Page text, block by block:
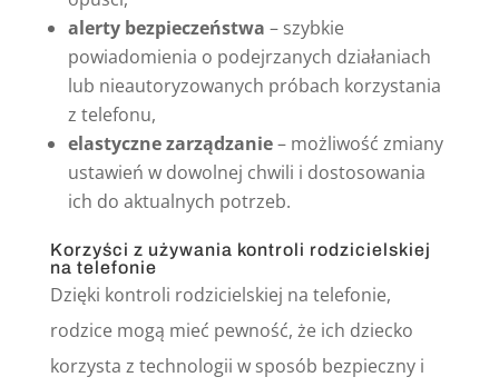
alerty bezpieczeństwa – szybkie
powiadomienia o podejrzanych działaniach
lub nieautoryzowanych próbach korzystania
z telefonu,
elastyczne zarządzanie– możliwość zmiany
ustawień w dowolnej chwili i dostosowania
ich do aktualnych potrzeb.
Korzyści z używania kontroli rodzicielskiej
na telefonie
Dzięki kontroli rodzicielskiej na telefonie,
rodzice mogą mieć pewność, że ich dziecko
korzysta z technologii w sposób bezpieczny i